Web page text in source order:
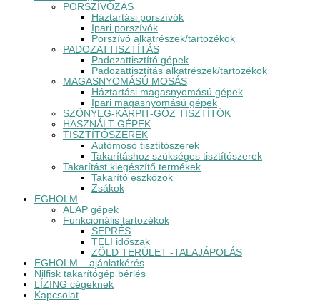
PORSZÍVÓZÁS
Háztartási porszívók
Ipari porszívók
Porszívó alkatrészek/tartozékok
PADOZATTISZTÍTÁS
Padozattisztító gépek
Padozattisztítás alkatrészek/tartozékok
MAGASNYOMÁSÚ MOSÁS
Háztartási magasnyomású gépek
Ipari magasnyomású gépek
SZŐNYEG-KÁRPIT-GŐZ TISZTÍTÓK
HASZNÁLT GÉPEK
TISZTÍTÓSZEREK
Autómosó tisztítószerek
Takarításhoz szükséges tisztítószerek
Takarítást kiegészítő termékek
Takarító eszközök
Zsákok
EGHOLM
ALAP gépek
Funkcionális tartozékok
SEPRÉS
TÉLI időszak
ZÖLD TERÜLET -TALAJÁPOLÁS
EGHOLM – ajánlatkérés
Nilfisk takarítógép bérlés
LÍZING cégeknek
Kapcsolat